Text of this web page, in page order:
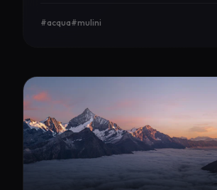
#acqua#mulini